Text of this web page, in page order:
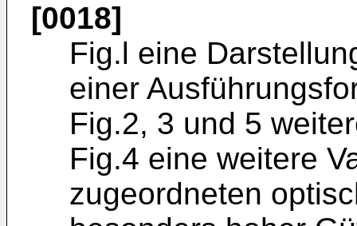
[0018]
Fig.l eine
einer
Fig.2, 3 und 5
Fig.4 eine weitere
zugeordneten